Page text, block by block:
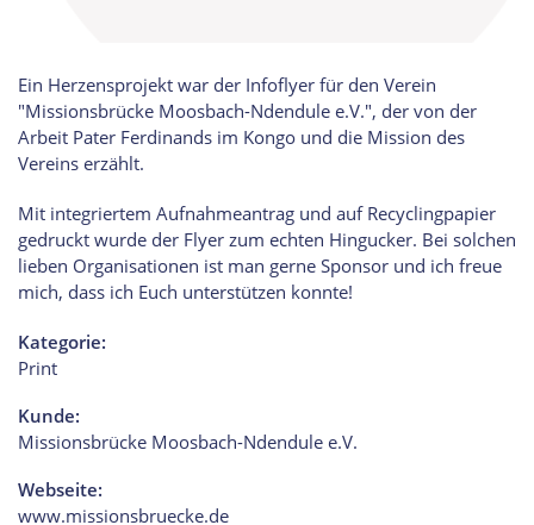
Ein Herzensprojekt war der Infoflyer für den Verein
"Missionsbrücke Moosbach-Ndendule e.V.", der von der
Arbeit Pater Ferdinands im Kongo und die Mission des
Vereins erzählt.
Mit integriertem Aufnahmeantrag und auf Recyclingpapier
gedruckt wurde der Flyer zum echten Hingucker. Bei solchen
lieben Organisationen ist man gerne Sponsor und ich freue
mich, dass ich Euch unterstützen konnte!
Kategorie:
Print
Kunde:
Missionsbrücke Moosbach-Ndendule e.V.
Webseite:
www.missionsbruecke.de